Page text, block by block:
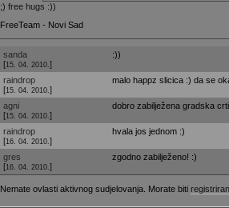
;) free hugs :))
FreeTeam - Novi Sad
sanda
[15. 04. 2010. ]
:))
raindrop
[15. 04. 2010. ]
malo happz slicica :) da se
agni
[15. 04. 2010. ]
dobro zabilježena gradska
raindrop
[16. 04. 2010. ]
hvala jos jednom :)
gres
[16. 04. 2010. ]
zgodno zabilježeno! :)
Nemate ovlasti aktivnog sudjelovanja. Morate biti